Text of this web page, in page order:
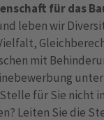
für das
leben wir
mit
für Sie nicht
Leiten Sie die